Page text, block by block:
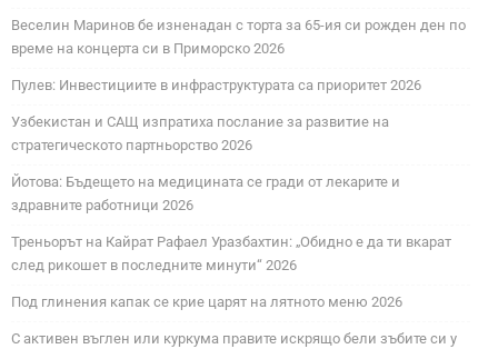
Веселин Маринов бе изненадан с торта за 65-ия си рожден ден по
време на концерта си в Приморско 2026
Пулев: Инвестициите в инфраструктурата са приоритет 2026
Узбекистан и САЩ изпратиха послание за развитие на
стратегическото партньорство 2026
Йотова: Бъдещето на медицината се гради от лекарите и
здравните работници 2026
Треньорът на Кайрат Рафаел Уразбахтин: „Обидно е да ти вкарат
след рикошет в последните минути“ 2026
Под глинения капак се крие царят на лятното меню 2026
С активен въглен или куркума правите искрящо бели зъбите си у